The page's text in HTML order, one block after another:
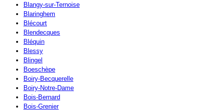
Blangy-sur-Ternoise
Blaringhem
Blécourt
Blendecques
Bléquin
Blessy
Blingel
Boeschèpe
Boiry-Becquerelle
Boiry-Notre-Dame
Bois-Bernard
Bois-Grenier